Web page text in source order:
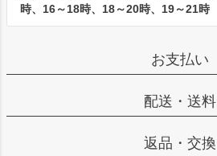
時、16～18時、18～20時、19～21時
お支払い
配送・送料
返品・交換